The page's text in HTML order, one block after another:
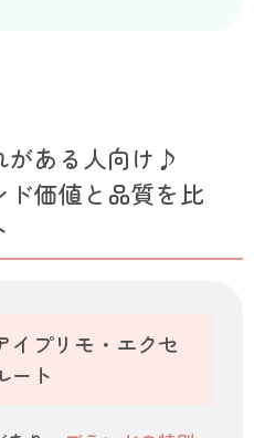
がある人向け♪
価値と品質を比
イプリモ・エクセ
ート